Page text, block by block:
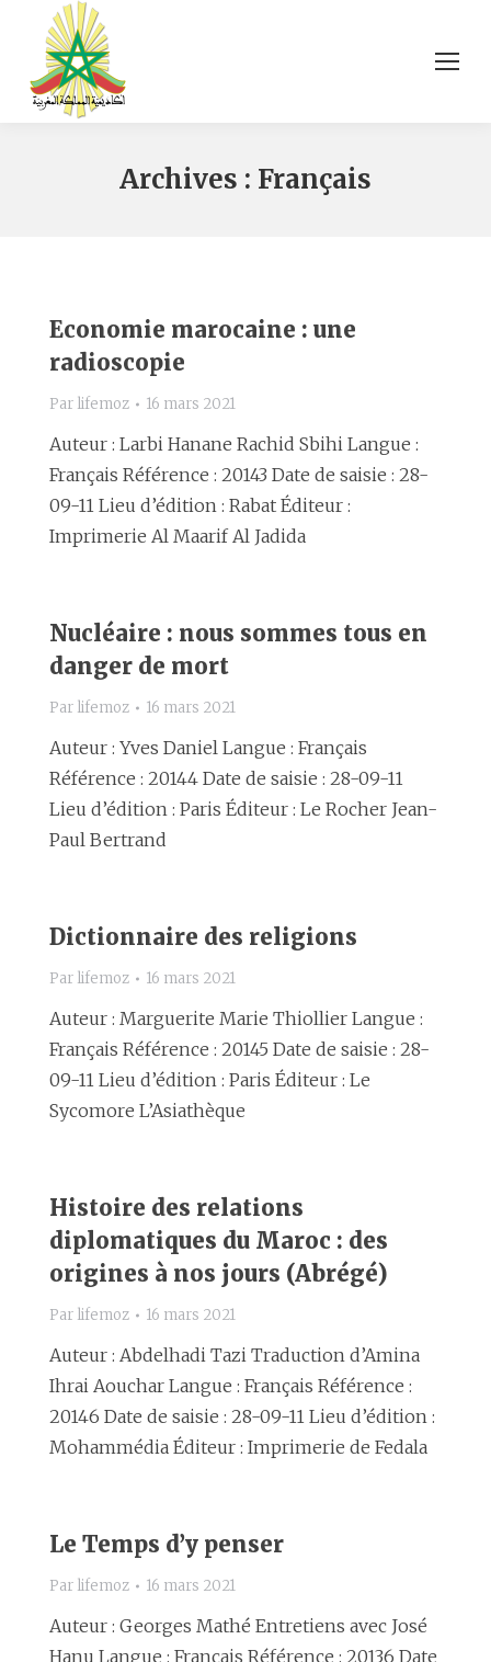
Archives : Français
Economie marocaine : une
radioscopie
Par lifemoz 16 mars 2021
Auteur : Larbi Hanane Rachid Sbihi Langue :
Français Référence : 20143 Date de saisie : 28-
09-11 Lieu d’édition : Rabat Éditeur :
Imprimerie Al Maarif Al Jadida
Nucléaire : nous sommes tous en
danger de mort
Par lifemoz 16 mars 2021
Auteur : Yves Daniel Langue : Français
Référence : 20144 Date de saisie : 28-09-11
Lieu d’édition : Paris Éditeur : Le Rocher Jean-
Paul Bertrand
Dictionnaire des religions
Par lifemoz 16 mars 2021
Auteur : Marguerite Marie Thiollier Langue :
Français Référence : 20145 Date de saisie : 28-
09-11 Lieu d’édition : Paris Éditeur : Le
Sycomore L’Asiathèque
Histoire des relations
diplomatiques du Maroc : des
origines à nos jours (Abrégé)
Par lifemoz 16 mars 2021
Auteur : Abdelhadi Tazi Traduction d’Amina
Ihrai Aouchar Langue : Français Référence :
20146 Date de saisie : 28-09-11 Lieu d’édition :
Mohammédia Éditeur : Imprimerie de Fedala
Le Temps d’y penser
Par lifemoz 16 mars 2021
Auteur : Georges Mathé Entretiens avec José
Hanu Langue : Français Référence : 20136 Date